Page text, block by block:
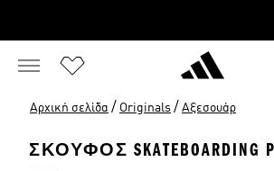
Αρχική σελίδα / Originals / Αξεσουάρ
ΣΚΟΥΦΟΣ SKATEBOARDING